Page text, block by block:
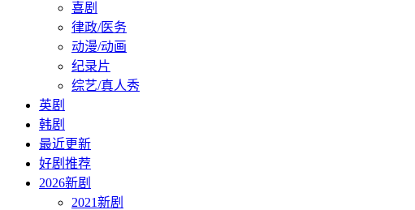
喜剧
律政/医务
动漫/动画
纪录片
综艺/真人秀
英剧
韩剧
最近更新
好剧推荐
2026新剧
2021新剧